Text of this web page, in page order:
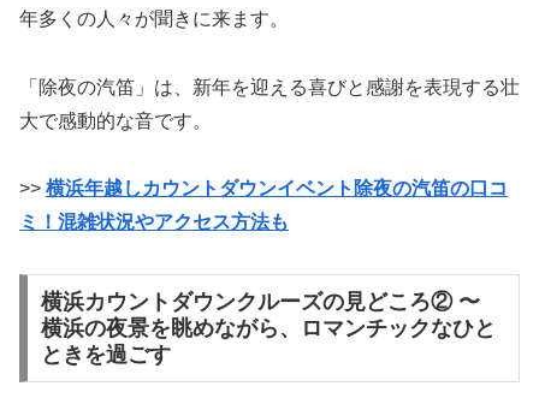
年多くの人々が聞きに来ます。
「除夜の汽笛」は、新年を迎える喜びと感謝を表現する壮
大で感動的な音です。
>> 横浜年越しカウントダウンイベント除夜の汽笛の口コ
ミ！混雑状況やアクセス方法も
横浜カウントダウンクルーズの見どころ② 〜
横浜の夜景を眺めながら、ロマンチックなひと
ときを過ごす